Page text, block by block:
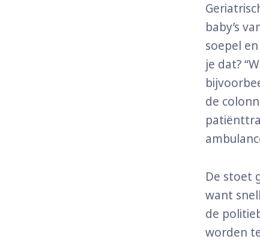
baby’s
soepel
je dat?
de
De stoet
want
de
worden